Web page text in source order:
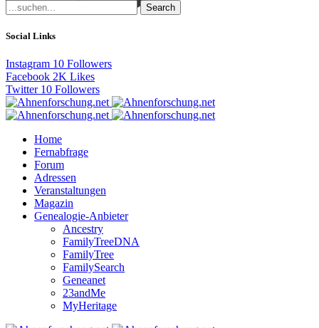
Search
Social Links
Instagram 10 Followers
Facebook 2K Likes
Twitter 10 Followers
Home
Fernabfrage
Forum
Adressen
Veranstaltungen
Magazin
Genealogie-Anbieter
Ancestry
FamilyTreeDNA
FamilyTree
FamilySearch
Geneanet
23andMe
MyHeritage